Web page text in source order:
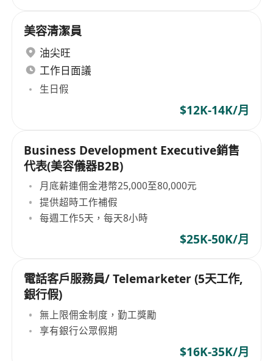
美容清潔員
油尖旺
工作日面議
生日假
$12K-14K/月
Business Development Executive銷售
代表(美容儀器B2B)
月底薪連佣金港幣25,000至80,000元
提供超時工作補假
每週工作5天，每天8小時
$25K-50K/月
電話客戶服務員/ Telemarketer (5天工作,
銀行假)
無上限佣金制度，勤工獎勵
享有銀行公眾假期
$16K-35K/月